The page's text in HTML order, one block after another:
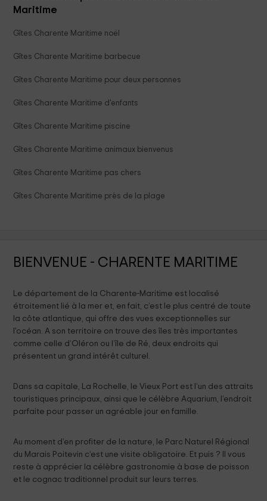
Maritime
Gîtes Charente Maritime noël
Gîtes Charente Maritime barbecue
Gîtes Charente Maritime pour deux personnes
Gîtes Charente Maritime d'enfants
Gîtes Charente Maritime piscine
Gîtes Charente Maritime animaux bienvenus
Gîtes Charente Maritime pas chers
Gîtes Charente Maritime près de la plage
BIENVENUE - CHARENTE MARITIME
Le département de la Charente-Maritime est localisé
étroitement lié à la mer et, en fait, c’est le plus centré de toute
la côte atlantique, qui offre des vues exceptionnelles sur
l'océan. A son territoire on trouve des îles très importantes
comme celle d’Oléron ou l’île de Ré, deux endroits qui
présentent un grand intérêt culturel.
Dans sa capitale, La Rochelle, le Vieux Port est l’un des attraits
touristiques principaux, ainsi que le célèbre Aquarium, l’endroit
parfaite pour passer un agréable jour en famille.
Au moment d’en profiter de la nature, le Parc Naturel Régional
du Marais Poitevin c’est une visite obligatoire. Et puis ? Il vous
reste à apprécier la célèbre gastronomie à base de poisson
et le cognac traditionnel produit sur leurs terres.